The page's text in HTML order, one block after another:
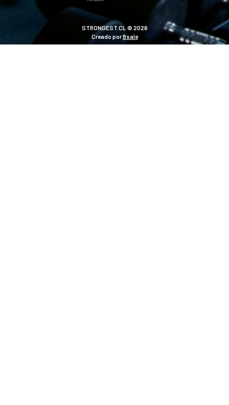
STRONGEST.CL © 2026
Creado porBsale